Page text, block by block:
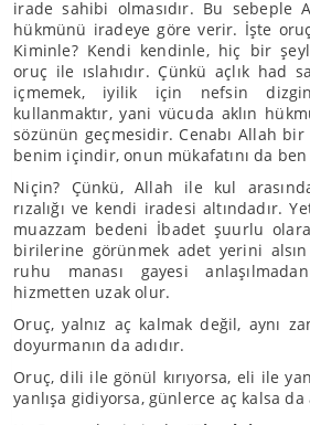
irade sahibi olmasıdır. Bu sebeple
hükmünü iradeye göre verir. İşte
Kiminle? Kendi kendinle, hiç bir
oruç ile ıslahıdır. Çünkü açlık had
içmemek, iyilik için nefsin
kullanmaktır, yani vücuda aklın
sözünün geçmesidir. Cenabı Allah
benim içindir, onun mükafatını da ben
Niçin? Çünkü, Allah ile kul
rızalığı ve kendi iradesi altındadır.
muazzam bedeni İbadet şuurlu
birilerine görünmek adet yerini alsın
ruhu manası gayesi
hizmetten uzak olur.
Oruç, yalnız aç kalmak değil, aynı
doyurmanın da adıdır.
Oruç, dili ile gönül kırıyorsa, eli ile
yanlışa gidiyorsa, günlerce aç kalsa